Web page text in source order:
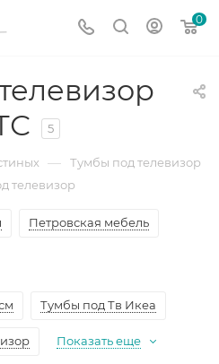
0
5
— Тумбы под телевизор
телевизор
Петровская мебель
Тумбы под Тв Икеа
Показать еще